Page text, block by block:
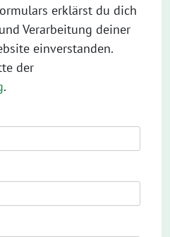
erklärst du dich
Verarbeitung deiner
einverstanden.
der
.